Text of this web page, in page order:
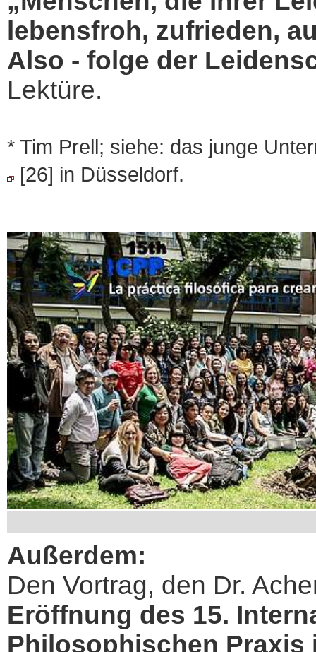
lebensfroh, zufrieden,
Also - folge der
Lektüre.
* Tim Prell; siehe: das junge
[26] in Düsseldorf.
Außerdem:
Den Vortrag, den Dr.
Eröffnung des 15.
Philosophischen Praxis